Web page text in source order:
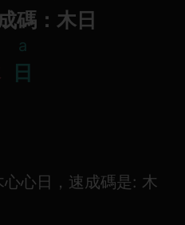
碼：木日
a
日
心心日，速成碼是: 木